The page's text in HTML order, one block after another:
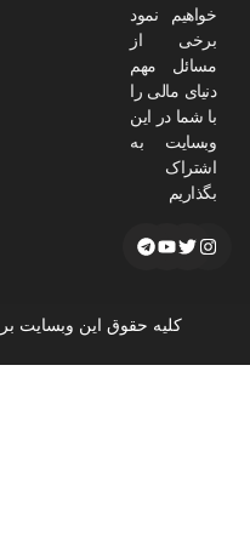
خواهیم نمود
برخی از
مسائل مهم
دنیای مالی را
با شما در این
وبسایت به
اشتراک
بگذاریم
کلیه حقوق این وبسایت